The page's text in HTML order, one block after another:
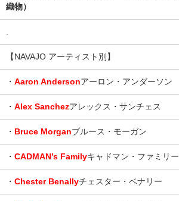
織物）
.
【NAVAJO アーティスト別】
・ Aaron Andersonアーロン・アンダーソン
・ Alex Sanchezアレックス・サンチェス
・ Bruce Morganブルース・モーガン
・ CADMAN’s Familyキャドマン・ファミリー
・ Chester Benallyチェスター・ベナリー